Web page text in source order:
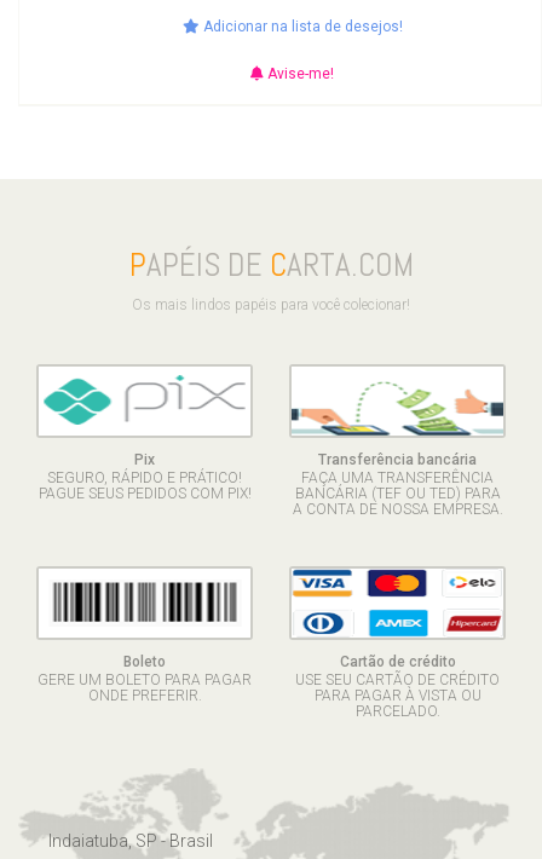
Adicionar na lista de desejos!
Avise-me!
PAPÉIS DE CARTA.COM
Os mais lindos papéis para você colecionar!
Pix
SEGURO, RÁPIDO E PRÁTICO!
PAGUE SEUS PEDIDOS COM PIX!
Transferência bancária
FAÇA UMA TRANSFERÊNCIA
BANCÁRIA (TEF OU TED) PARA
A CONTA DE NOSSA EMPRESA.
Boleto
GERE UM BOLETO PARA PAGAR
ONDE PREFERIR.
Cartão de crédito
USE SEU CARTÃO DE CRÉDITO
PARA PAGAR À VISTA OU
PARCELADO.
Indaiatuba, SP - Brasil